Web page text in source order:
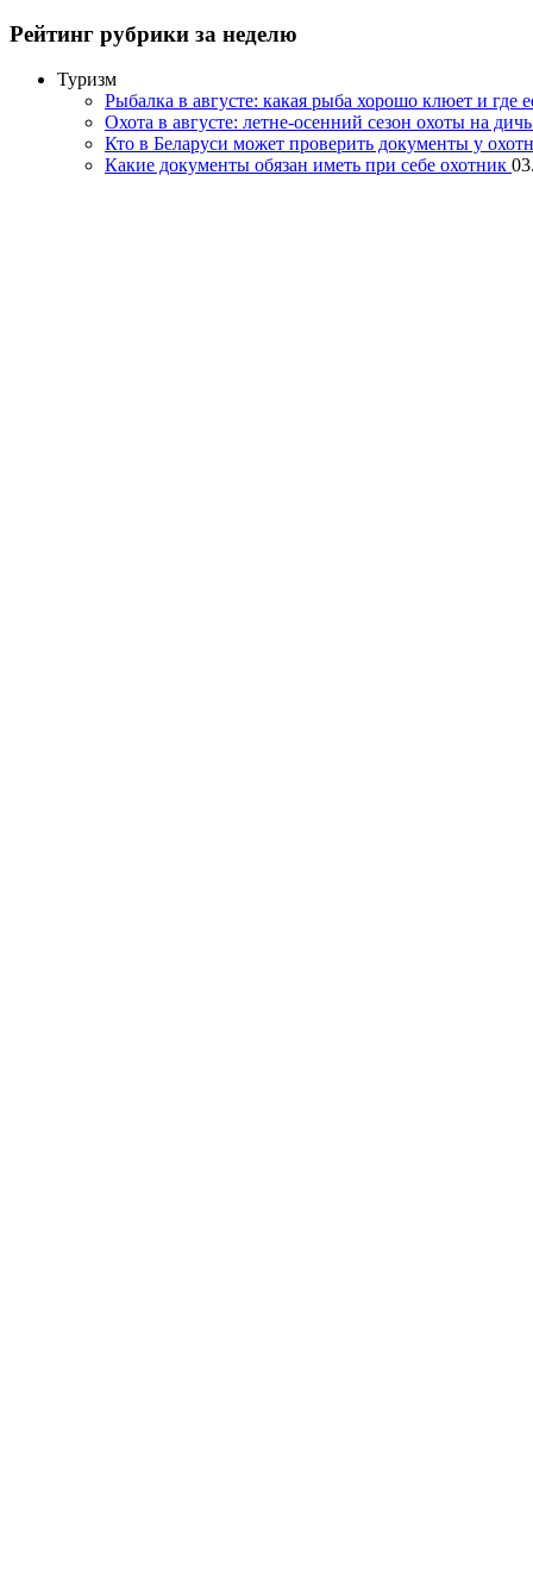
Рейтинг рубрики за неделю
Туризм
Рыбалка в августе: какая рыба хорошо клюет и где
Охота в августе: летне-осенний сезон охоты на
Кто в Беларуси может проверить документы у
Какие документы обязан иметь при себе охотник